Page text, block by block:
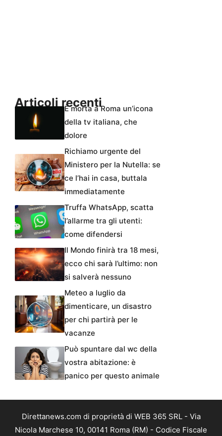
Articoli recentiÈ morta a Roma un’icona
della tv italiana, che
dolore
Richiamo urgente del
Ministero per la Nutella: se
ce l’hai in casa, buttala
immediatamente
Truffa WhatsApp, scatta
l’allarme tra gli utenti:
come difendersi
Il Mondo finirà tra 18 mesi,
ecco chi sarà l’ultimo: non
si salverà nessuno
Meteo a luglio da
dimenticare, un disastro
per chi partirà per le
vacanze
Può spuntare dal wc della
vostra abitazione: è
panico per questo animale
Direttanews.com di proprietà di WEB 365 SRL - Via
Nicola Marchese 10, 00141 Roma (RM) - Codice Fiscale